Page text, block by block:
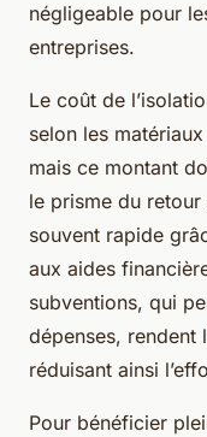
négligeable pour
entreprises.
Le coût de
selon les
mais ce montant
le prisme du
souvent rapide
aux aides
subventions, qui
dépenses, rendent
réduisant ainsi
Pour bénéficier